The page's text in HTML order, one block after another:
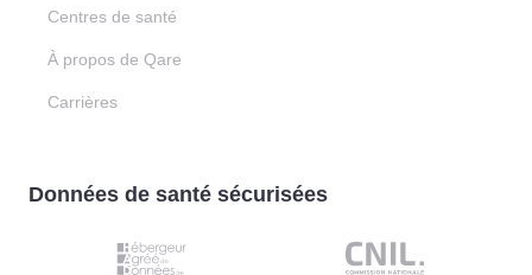
Centres de santé
À propos de Qare
Carrières
Données de santé sécurisées